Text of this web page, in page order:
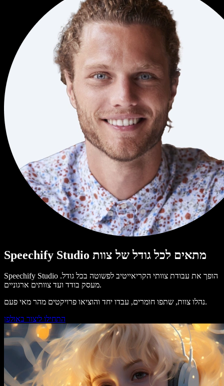
Speechify Studio מתאים לכל גודל של צוות
Speechify Studio הופך את עבודת צוותי הקריאייטיב לפשוטה בכל גודל.
מעסק בודד ועד צוותים ארגוניים.
נהלו צוות, שתפו חומרים, עבדו יחד והוציאו פרויקטים מהר מאי פעם.
התחילו ליצור באולפן